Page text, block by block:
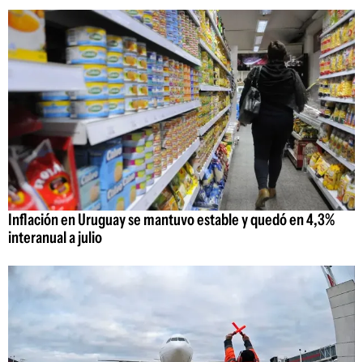
Inflación en Uruguay se mantuvo estable y quedó en 4,3%
interanual a julio